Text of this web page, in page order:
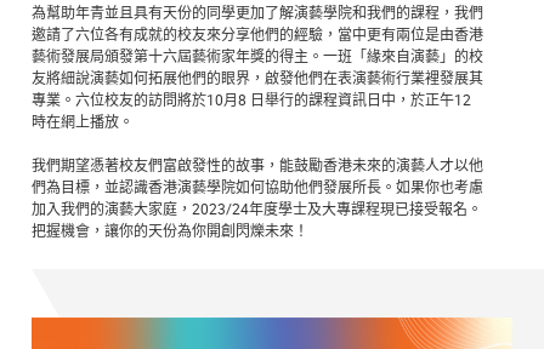
為幫助年青並且具有天份的同學更加了解演藝學院和我們的課程，我們
邀請了六位各有成就的校友來分享他們的經驗，當中更有兩位是由香港
藝術發展局頒發第十六屆藝術家年獎的得主。一班「緣來自演藝」的校
友將細說演藝如何拓展他們的眼界，啟發他們在表演藝術行業裡發展其
專業。六位校友的訪問將於10月8 日舉行的課程資訊日中，於正午12
時在網上播放。
我們期望憑著校友們富啟發性的故事，能鼓勵香港未來的演藝人才以他
們為目標，並認識香港演藝學院如何協助他們發展所長。如果你也考慮
加入我們的演藝大家庭，2023/24年度學士及大專課程現已接受報名。
把握機會，讓你的天份為你開創閃爍未來！